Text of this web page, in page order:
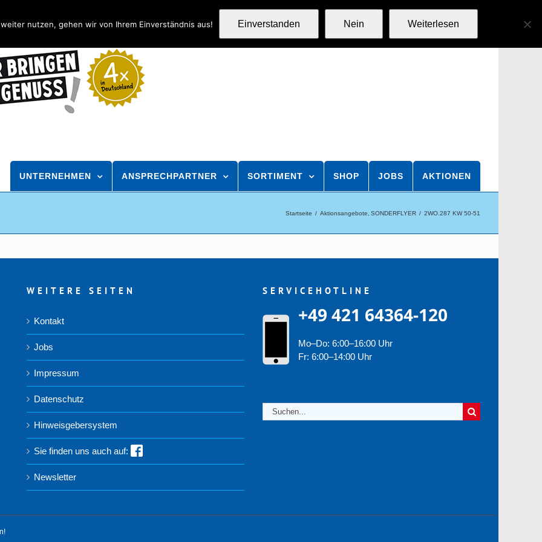
UNTERNEHMEN ANSPRECHPARTNER SORTIMENT SHOP JOBS AKTIONEN
Startseite Aktionsangebote SONDERFLYER 2WO.287 KW 50-51
WEITERE SEITEN
Kontakt
Jobs
Impressum
Datenschutz
Hinweisgebersystem
Sie finden uns auch auf:
Newsletter
SERVICEHOTLINE
+49 421 64364-120
Mo–Do: 6:00–16:00 Uhr
Fr: 6:00–14:00 Uhr
Suche
nach:
nutzen, gehen wir von Ihrem Einverständnis aus! Einverstanden Nein Weiterlesen